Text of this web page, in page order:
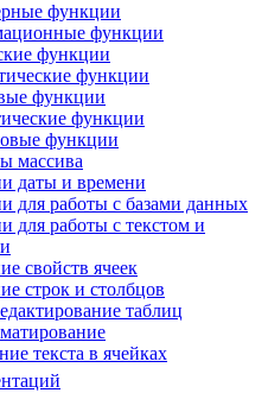
функции
функции
функции
функции
функции
функции
функции
массива
даты и времени
для работы с базами данных
для работы с текстом и
свойств ячеек
строк и столбцов
таблиц
текста в ячейках